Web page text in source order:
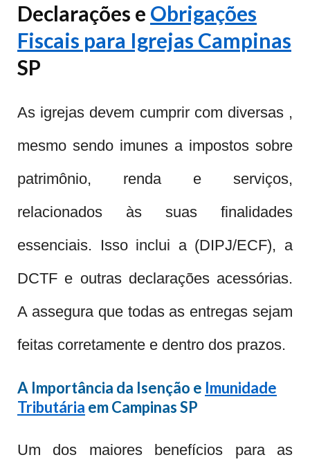
Declarações e Obrigações
Fiscais para Igrejas Campinas
SP
As igrejas devem cumprir com diversas ,
mesmo sendo imunes a impostos sobre
patrimônio, renda e serviços,
relacionados às suas finalidades
essenciais. Isso inclui a (DIPJ/ECF), a
DCTF e outras declarações acessórias.
A assegura que todas as entregas sejam
feitas corretamente e dentro dos prazos.
A Importância da Isenção e Imunidade
Tributária em Campinas SP
Um dos maiores benefícios para as